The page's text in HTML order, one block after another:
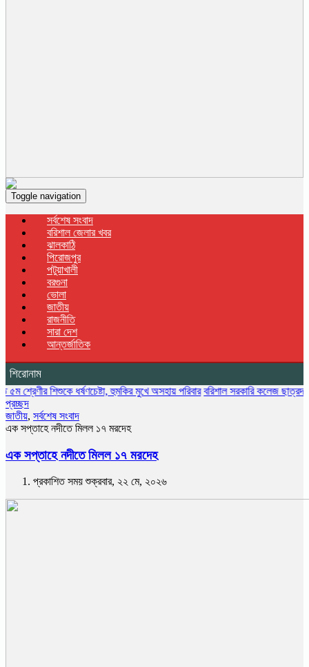
Toggle navigation
সর্বশেষ সংবাদ
বরিশাল জেলার খবর
ঝালকাঠি
পিরোজপুর
পটুয়াখালী
বরগুনা
ভোলা
জাতীয়
রাজনীতি
সারা দেশ
আন্তর্জাতিক
শিরোনাম
শিশুকে ধর্ষণচেষ্টা, হুমকির মুখে অসহায় পরিবার বরিশাল সরকারি কলেজ ছাত্রদলের
প্রচ্ছদ
জাতীয়, সর্বশেষ সংবাদ
এক সপ্তাহে নদীতে মিলল ১৭ মরদেহ
এক সপ্তাহে নদীতে মিলল ১৭ মরদেহ
প্রকাশিত সময় শুক্রবার, ২২ মে, ২০২৬